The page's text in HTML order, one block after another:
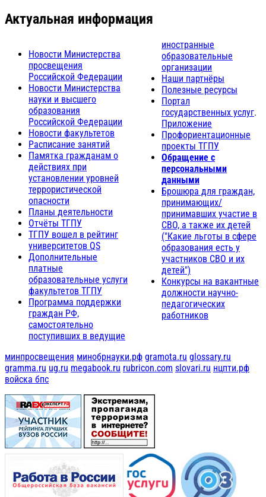
Актуальная информация
Новости Министерства
просвещения
Российской Федерации
Новости Министерства
науки и высшего
образования
Российской Федерации
Новости факультетов
Расписание занятий
Памятка гражданам о
действиях при
установлении уровней
террористической
опасности
Планы деятельности
Отчёты ТГПУ
ТГПУ вошел в рейтинг
университетов QS
Дополнительные
платные
образовательные услуги
факультетов ТГПУ
Программа поддержки
граждан РФ,
самостоятельно
поступивших в ведущие
иностранные
образовательные
организации
Наши партнёры
Полезные ресурсы
Портал
государственных услуг.
Приложение
Профориентационные
проекты ТГПУ
Обращение с
персональными
данными
Брошюра для граждан,
принимающих/
принимавших участие в
СВО, а также их детей
("Какие льготы в сфере
образования есть у
участников СВО и их
детей")
Конкурсы на вакантные
должности научно-
педагогических
работников
минпросвещения минобрнауки.рф gramota.ru glossary.ru
gramma.ru ug.ru megabook.ru rubricon.com slovari.ru нцпти.рф
войска бпс